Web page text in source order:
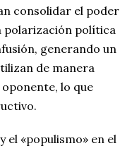
consolidar el poder
polarización política
generando un
de manera
lo que
el «populismo» en el